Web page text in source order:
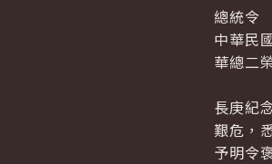
總統令
中華民
華總
長庚紀
艱危，
予明令